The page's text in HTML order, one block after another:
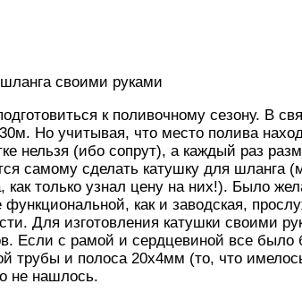
своими руками
к поливочному сезону. В
Но учитывая, что место полива
нельзя (ибо сопрут), а каждый раз
самому сделать катушку для шланга
как только узнал цену на них!). Было
как и заводская,
Для изготовления катушки своими
Если с рамой и сердцевиной все было
трубы и полоса 20х4мм (то, что
не нашлось.